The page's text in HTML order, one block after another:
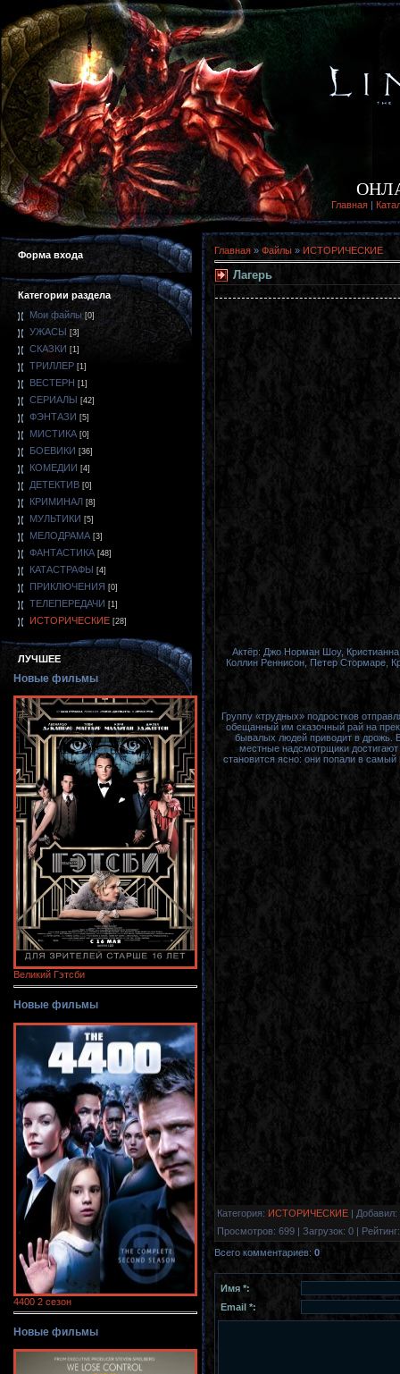
Главная |
Форма входа
Категории раздела
Мои файлы [0]
УЖАСЫ [3]
СКАЗКИ [1]
ТРИЛЛЕР [1]
ВЕСТЕРН [1]
СЕРИАЛЫ [42]
ФЭНТАЗИ [5]
МИСТИКА [0]
БОЕВИКИ [36]
КОМЕДИИ [4]
ДЕТЕКТИВ [0]
КРИМИНАЛ [8]
МУЛЬТИКИ [5]
МЕЛОДРАМА [3]
ФАНТАСТИКА [48]
КАТАСТРАФЫ [4]
ПРИКЛЮЧЕНИЯ [0]
ТЕЛЕПЕРЕДАЧИ [1]
ИСТОРИЧЕСКИЕ [28]
ЛУЧШЕЕ
Новые фильмы
Великий Гэтсби
Новые фильмы
4400 2 сезон
Новые фильмы
Главная » Файлы » ИСТОРИЧЕСКИЕ
Лагерь
Актёр: Джо Норман Шоу,
Коллин Реннисон, Петер Стормаре,
Группу «трудных» подростков
обещанный им сказочный рай на
бывалых людей приводит в дрожь.
местные надсмотрщики
становится ясно: они попали в
Категория: ИСТОРИЧЕСКИЕ | Добавил:
Просмотров: 699 | Загрузок: 0 | Рейтинг:
Всего комментариев: 0
Имя *:
Email *: